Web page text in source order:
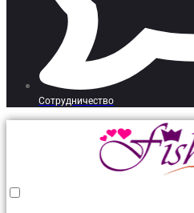
Сотрудничество